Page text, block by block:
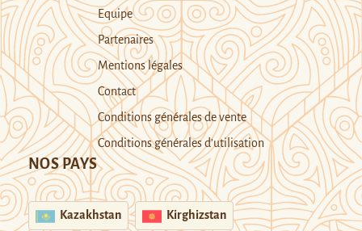
Equipe
Partenaires
Mentions légales
Contact
Conditions générales de vente
Conditions générales d’utilisation
NOS PAYS
Kazakhstan Kirghizstan